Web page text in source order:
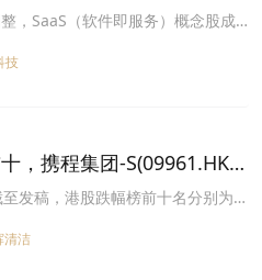
，SaaS（软件即服务）概念股成
技
，携程集团-S(09961.HK)
跌8.00%
发稿，港股跌幅榜前十名分别为携
、康龙化成(03759.HK)跌幅
、汇量科技(01860.HK)跌幅
清洁